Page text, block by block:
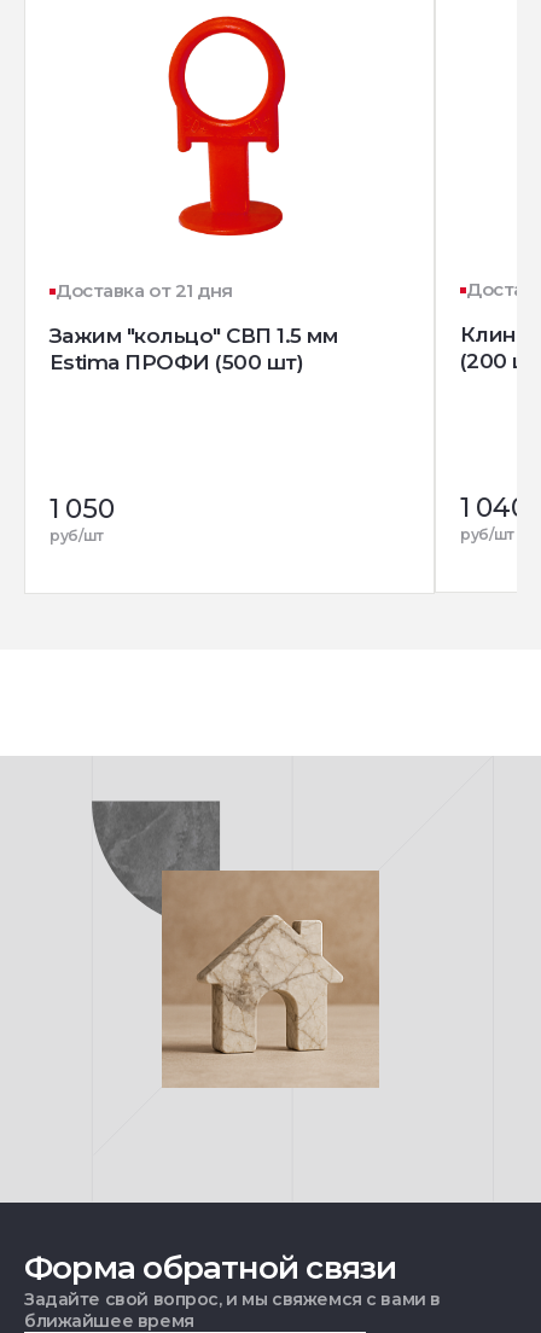
Доставка от 21 дня
Зажим "кольцо" СВП 1.5 мм
Estima ПРОФИ (500 шт)
1 050
руб/шт
Клин
(200
1 040
руб/шт
Форма обратной связи
Задайте свой вопрос, и мы свяжемся с вами в
ближайшее время